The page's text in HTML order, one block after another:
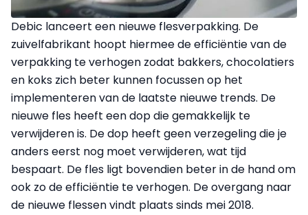
Debic lanceert een nieuwe flesverpakking. De
zuivelfabrikant hoopt hiermee de efficiëntie van de
verpakking te verhogen zodat bakkers, chocolatiers
en koks zich beter kunnen focussen op het
implementeren van de laatste nieuwe trends. De
nieuwe fles heeft een dop die gemakkelijk te
verwijderen is. De dop heeft geen verzegeling die je
anders eerst nog moet verwijderen, wat tijd
bespaart. De fles ligt bovendien beter in de hand om
ook zo de efficiëntie te verhogen. De overgang naar
de nieuwe flessen vindt plaats sinds mei 2018.